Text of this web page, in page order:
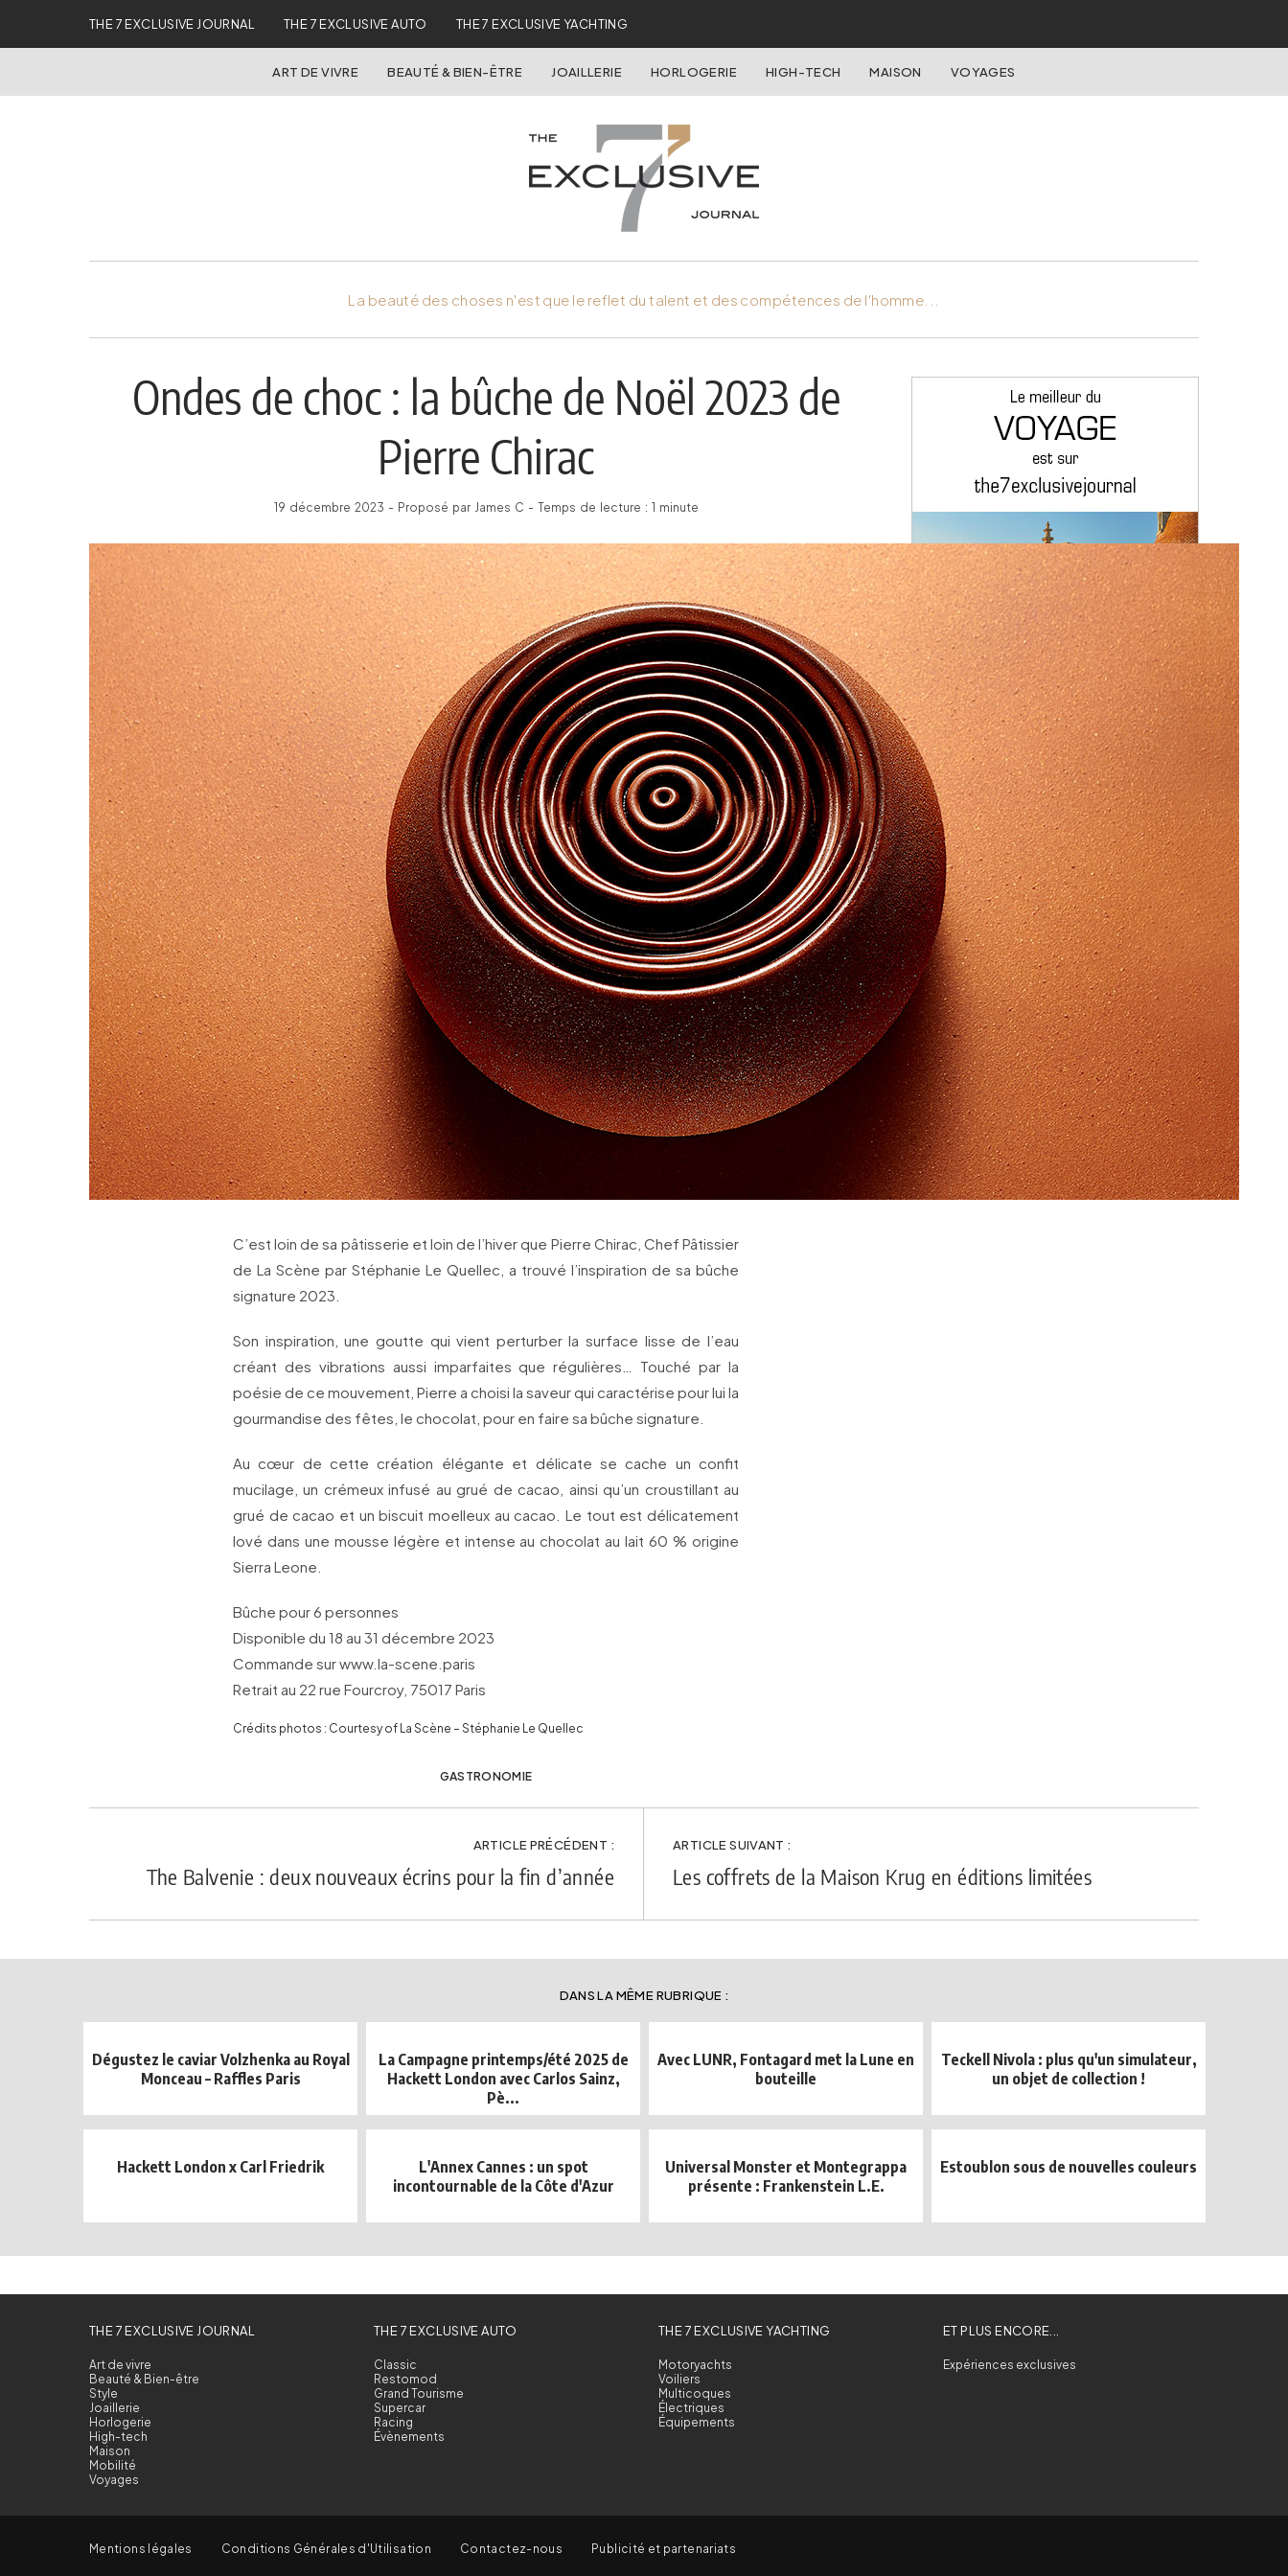
THE 7 EXCLUSIVE JOURNAL THE 7 EXCLUSIVE AUTO THE 7 EXCLUSIVE YACHTING
ART DE VIVRE BEAUTÉ & BIEN-ÊTRE JOAILLERIE HORLOGERIE HIGH-TECH MAISON VOYAGES
La beauté des choses n'est que le reflet du talent et des compétences de l'homme...
Ondes de choc : la bûche de Noël 2023 de
Pierre Chirac
19 décembre 2023 - Proposé par James C - Temps de lecture : 1 minute
C’est loin de sa pâtisserie et loin de l’hiver que Pierre Chirac, Chef Pâtissier
de La Scène par Stéphanie Le Quellec, a trouvé l’inspiration de sa bûche
signature 2023.
Son inspiration, une goutte qui vient perturber la surface lisse de l’eau
créant des vibrations aussi imparfaites que régulières… Touché par la
poésie de ce mouvement, Pierre a choisi la saveur qui caractérise pour lui la
gourmandise des fêtes, le chocolat, pour en faire sa bûche signature.
Au cœur de cette création élégante et délicate se cache un confit
mucilage, un crémeux infusé au grué de cacao, ainsi qu’un croustillant au
grué de cacao et un biscuit moelleux au cacao. Le tout est délicatement
lové dans une mousse légère et intense au chocolat au lait 60 % origine
Sierra Leone.
Bûche pour 6 personnes
Disponible du 18 au 31 décembre 2023
Commande sur www.la-scene.paris
Retrait au 22 rue Fourcroy, 75017 Paris
Crédits photos : Courtesy of La Scène – Stéphanie Le Quellec
GASTRONOMIE
ARTICLE PRÉCÉDENT :
The Balvenie : deux nouveaux écrins pour la fin d’année
ARTICLE SUIVANT :
Les coffrets de la Maison Krug en éditions limitées
DANS LA MÊME RUBRIQUE :
Dégustez le caviar Volzhenka au Royal
Monceau – Raffles Paris
La Campagne printemps/été 2025 de
Hackett London avec Carlos Sainz,
Pè...
Avec LUNR, Fontagard met la Lune en
bouteille
Teckell Nivola : plus qu'un simulateur,
un objet de collection !
Hackett London x Carl Friedrik
L'Annex Cannes : un spot
incontournable de la Côte d'Azur
Universal Monster et Montegrappa
présente : Frankenstein L.E.
Estoublon sous de nouvelles couleurs
THE 7 EXCLUSIVE JOURNAL
Art de vivre
Beauté & Bien-être
Style
Joaillerie
Horlogerie
High-tech
Maison
Mobilité
Voyages
THE 7 EXCLUSIVE AUTO
Classic
Restomod
Grand Tourisme
Supercar
Racing
Évènements
THE 7 EXCLUSIVE YACHTING
Motoryachts
Voiliers
Multicoques
Électriques
Équipements
ET PLUS ENCORE...
Expériences exclusives
Mentions légales Conditions Générales d'Utilisation Contactez-nous Publicité et partenariats